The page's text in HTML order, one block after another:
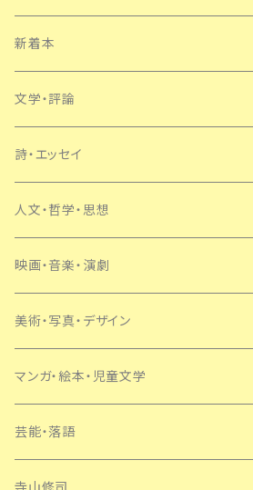
新着本
文学・評論
日本
外国
SF・ミステリー
詩・エッセイ
人文・哲学・思想
映画・音楽・演劇
美術・写真・デザイン
マンガ・絵本・児童文学
芸能・落語
寺山修司